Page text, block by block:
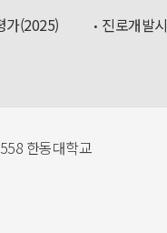
가(2025)
진로개발
한동대학교